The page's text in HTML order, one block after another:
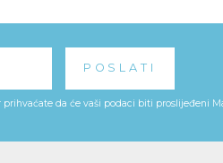
da će vaši podaci biti proslijeđeni